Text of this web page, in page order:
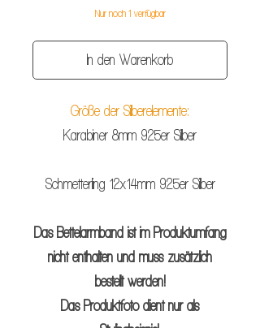
Nur noch 1 verfügbar
In den Warenkorb
Größe der Silberelemente:
Karabiner 8mm 925er Silber
Schmetterling 12x14mm 925er Silber
Das Bettelarmband ist im Produktumfang
nicht enthalten und muss zusätzlich
bestellt werden!
Das Produktfoto dient nur als